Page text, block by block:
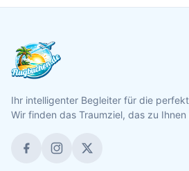
Ihr intelligenter Begleiter für die
Wir finden das Traumziel, das zu Ihnen